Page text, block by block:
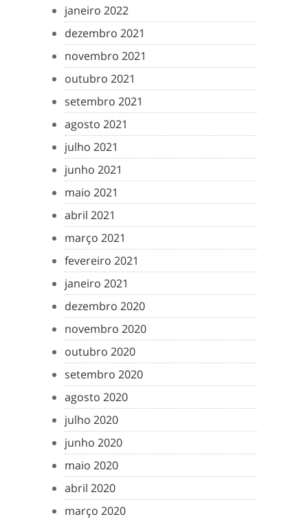
janeiro 2022
dezembro 2021
novembro 2021
outubro 2021
setembro 2021
agosto 2021
julho 2021
junho 2021
maio 2021
abril 2021
março 2021
fevereiro 2021
janeiro 2021
dezembro 2020
novembro 2020
outubro 2020
setembro 2020
agosto 2020
julho 2020
junho 2020
maio 2020
abril 2020
março 2020